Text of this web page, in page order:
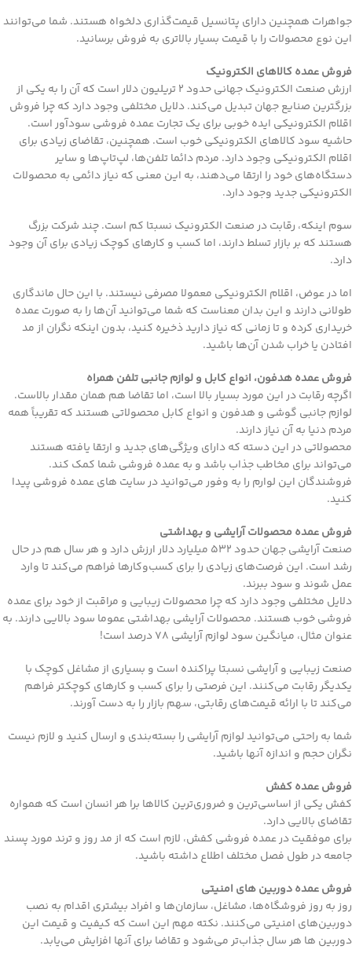
جواهرات همچنین دارای پتانسیل قیمت‌گذاری دلخواه هستند. شما می‌توانند
این نوع محصولات را با قیمت بسیار بالاتری به فروش برسانید.
فروش عمده کالاهای الکترونیک
ارزش صنعت الکترونیک جهانی حدود ۲ تریلیون دلار است که آن را به یکی از
بزرگترین صنایع جهان تبدیل می‌کند. دلایل مختلفی وجود دارد که چرا فروش
اقلام الکترونیکی ‌ایده خوبی برای یک تجارت عمده فروشی سودآور است.
حاشیه سود کالاهای الکترونیکی خوب است. همچنین، تقاضای زیادی برای
اقلام الکترونیکی وجود دارد. مردم دائما تلفن‌ها، لپ‌تاپ‌ها و سایر
دستگاه‌های خود را ارتقا می‌دهند، به این معنی که نیاز دائمی به محصولات
الکترونیکی جدید وجود دارد.
سوم اینکه، رقابت در صنعت الکترونیک نسبتا کم است. چند شرکت بزرگ
هستند که بر بازار تسلط دارند، اما کسب و کار‌های کوچک زیادی برای آن وجود
دارد.
اما در عوض، اقلام الکترونیکی معمولا مصرفی نیستند. با این حال ماندگاری
طولانی دارند و این بدان معناست که شما می‌توانید آن‌ها را به صورت عمده
خریداری کرده و تا زمانی که نیاز دارید ذخیره کنید، بدون اینکه نگران از مد
افتادن یا خراب شدن آن‌ها باشید.
فروش عمده هدفون، انواع کابل و لوازم جانبی تلفن همراه
اگرچه رقابت در این مورد بسیار بالا است، اما تقاضا هم همان مقدار بالاست.
لوازم جانبی گوشی و هدفون و انواع کابل محصولاتی هستند که تقریباً همه
مردم دنیا به آن نیاز دارند.
محصولاتی در این دسته که دارای ویژگی‌های جدید و ارتقا یافته هستند
می‌تواند برای مخاطب جذاب باشد و به عمده فروشی شما کمک کند.
فروشندگان این لوارم را به وفور می‌توانید در سایت های عمده فروشی پیدا
کنید.
فروش عمده محصولات آرایشی و بهداشتی
صنعت آرایشی جهان حدود ۵۳۲ میلیارد دلار ارزش دارد و هر سال هم در حال
رشد است. این فرصت‌های زیادی را برای کسب‌وکار‌ها فراهم می‌کند تا وارد
عمل شوند و سود ببرند.
دلایل مختلفی وجود دارد که چرا محصولات زیبایی و مراقبت از خود برای عمده
فروشی خوب هستند. محصولات آرایشی بهداشتی عموما سود بالایی دارند. به
عنوان مثال، میانگین سود لوازم آرایشی ۷۸ درصد است!
صنعت زیبایی و آرایشی نسبتا پراکنده است و بسیاری از مشاغل کوچک با
یکدیگر رقابت می‌کنند. این فرصتی را برای کسب و کار‌های کوچکتر فراهم
می‌کند تا با ارائه قیمت‌های رقابتی، سهم بازار را به دست آورند.
شما به راحتی می‌توانید لوازم آرایشی را بسته‌بندی و ارسال کنید و لازم نیست
نگران حجم و اندازه آنها باشید.
فروش عمده کفش
کفش یکی از اساسی‌ترین و ضروری‌ترین کالاها برا هر انسان است که همواره
تقاضای بالایی دارد.
برای موفقیت در عمده فروشی کفش، لازم است که از مد روز و ترند مورد پسند
جامعه در طول فصل مختلف اطلاع داشته باشید.
فروش عمده دوربین های امنیتی
روز به روز فروشگاه‌ها، مشاغل، سازمان‌ها و افراد بیشتری اقدام به نصب
دوربین‌های امنیتی می‌کنند. نکته مهم این است که کیفیت و قیمت این
دوربین ها هر سال جذاب‌تر می‌شود و تقاضا برای آنها افزایش می‌یابد.